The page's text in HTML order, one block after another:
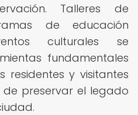
Talleres de
de educación
culturales se
fundamentales
residentes y visitantes
preservar el legado